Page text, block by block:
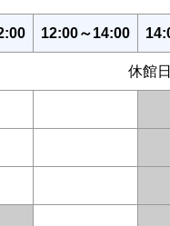
12:00～14:00
休館日